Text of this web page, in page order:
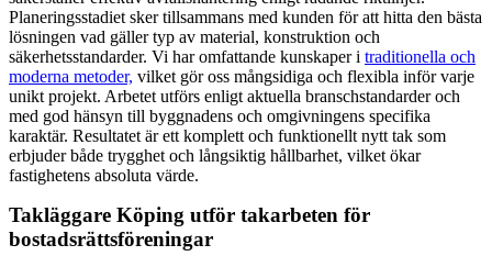
Planeringsstadiet sker tillsammans med kunden för att hitta den bästa
lösningen vad gäller typ av material, konstruktion och
säkerhetsstandarder. Vi har omfattande kunskaper i traditionella och
moderna metoder, vilket gör oss mångsidiga och flexibla inför varje
unikt projekt. Arbetet utförs enligt aktuella branschstandarder och
med god hänsyn till byggnadens och omgivningens specifika
karaktär. Resultatet är ett komplett och funktionellt nytt tak som
erbjuder både trygghet och långsiktig hållbarhet, vilket ökar
fastighetens absoluta värde.
Takläggare Köping utför takarbeten för
bostadsrättsföreningar